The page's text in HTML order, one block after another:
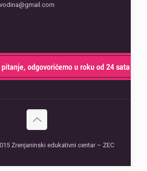
Zrenjaninski edukativni centar – ZEC